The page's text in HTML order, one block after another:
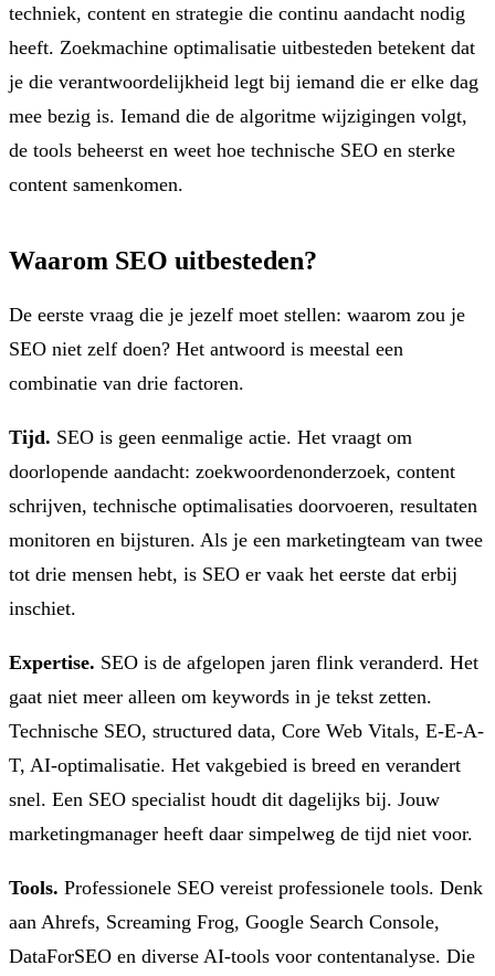
techniek, content en strategie die continu aandacht nodig
heeft. Zoekmachine optimalisatie uitbesteden betekent dat
je die verantwoordelijkheid legt bij iemand die er elke dag
mee bezig is. Iemand die de algoritme wijzigingen volgt,
de tools beheerst en weet hoe technische SEO en sterke
content samenkomen.
Waarom SEO uitbesteden?
De eerste vraag die je jezelf moet stellen: waarom zou je
SEO niet zelf doen? Het antwoord is meestal een
combinatie van drie factoren.
Tijd. SEO is geen eenmalige actie. Het vraagt om
doorlopende aandacht: zoekwoordenonderzoek, content
schrijven, technische optimalisaties doorvoeren, resultaten
monitoren en bijsturen. Als je een marketingteam van twee
tot drie mensen hebt, is SEO er vaak het eerste dat erbij
inschiet.
Expertise. SEO is de afgelopen jaren flink veranderd. Het
gaat niet meer alleen om keywords in je tekst zetten.
Technische SEO, structured data, Core Web Vitals, E-E-A-
T, AI-optimalisatie. Het vakgebied is breed en verandert
snel. Een SEO specialist houdt dit dagelijks bij. Jouw
marketingmanager heeft daar simpelweg de tijd niet voor.
Tools. Professionele SEO vereist professionele tools. Denk
aan Ahrefs, Screaming Frog, Google Search Console,
DataForSEO en diverse AI-tools voor contentanalyse. Die